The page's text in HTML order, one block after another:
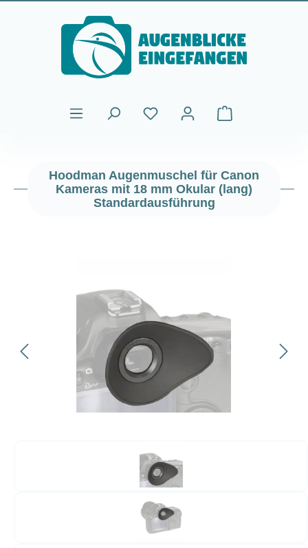
Zum Hauptinhalt springen
Warenkorb
Hoodman Augenmuschel für Canon
Kameras mit 18 mm Okular (lang)
Standardausführung